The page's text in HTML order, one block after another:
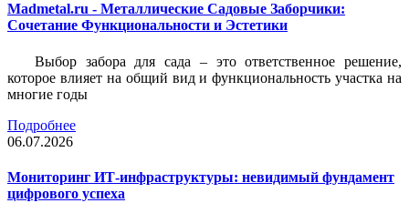
Madmetal.ru - Металлические Садовые Заборчики:
Сочетание Функциональности и Эстетики
Выбор забора для сада – это ответственное решение,
которое влияет на общий вид и функциональность участка на
многие годы
Подробнее
06.07.2026
Мониторинг ИТ-инфраструктуры: невидимый фундамент
цифрового успеха